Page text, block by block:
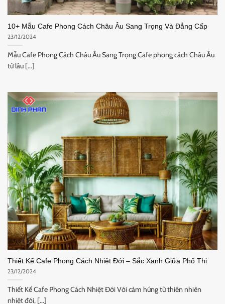
10+ Mẫu Cafe Phong Cách Châu Âu Sang Trọng Và Đẳng Cấp
23/12/2024
Mẫu Cafe Phong Cách Châu Âu Sang Trọng Cafe phong cách Châu Âu
từ lâu [...]
Thiết Kế Cafe Phong Cách Nhiệt Đới – Sắc Xanh Giữa Phố Thị
23/12/2024
Thiết Kế Cafe Phong Cách Nhiệt Đới Với cảm hứng từ thiên nhiên
nhiệt đới, [...]